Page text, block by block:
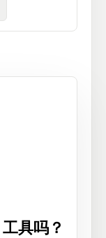
具吗？